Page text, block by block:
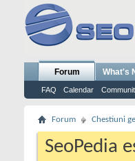
Forum
FAQ Calendar
What's
Forum Chestiuni
SeoPedia